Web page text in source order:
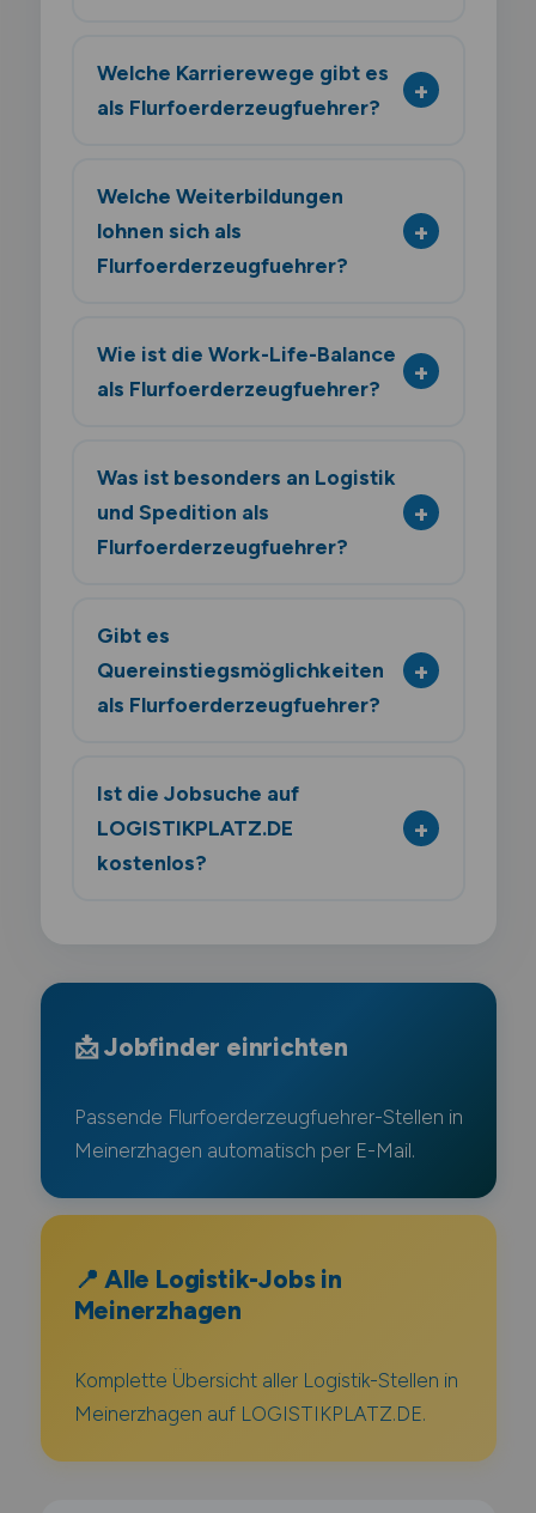
Welche Karrierewege gibt es
als Flurfoerderzeugfuehrer?
Welche Weiterbildungen
lohnen sich als
Flurfoerderzeugfuehrer?
Wie ist die Work-Life-Balance
als Flurfoerderzeugfuehrer?
Was ist besonders an Logistik
und Spedition als
Flurfoerderzeugfuehrer?
Gibt es
Quereinstiegsmöglichkeiten
als Flurfoerderzeugfuehrer?
Ist die Jobsuche auf
LOGISTIKPLATZ.DE
kostenlos?
📩 Jobfinder einrichten
Passende Flurfoerderzeugfuehrer-Stellen in
Meinerzhagen automatisch per E-Mail.
📍 Alle Logistik-Jobs in
Meinerzhagen
Komplette Übersicht aller Logistik-Stellen in
Meinerzhagen auf LOGISTIKPLATZ.DE.